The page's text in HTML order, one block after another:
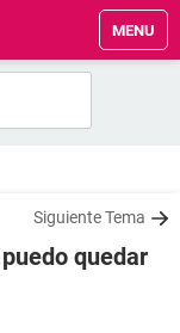
MENU
Siguiente Tema
quedar